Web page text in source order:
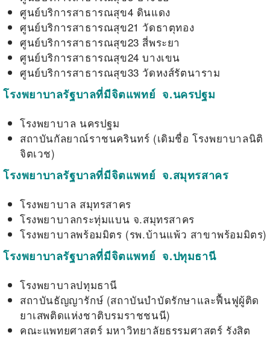
ศูนย์บริการสาธารณสุข4 ดินแดง
ศูนย์บริการสาธารณสุข21 วัดธาตุทอง
ศูนย์บริการสาธารณสุข23 สี่พระยา
ศูนย์บริการสาธารณสุข24 บางเขน
ศูนย์บริการสาธารณสุข33 วัดหงส์รัตนาราม
โรงพยาบาลรัฐบาลที่มีจิตแพทย์ จ.นครปฐม
โรงพยาบาล นครปฐม
สถาบันกัลยาณ์ราชนครินทร์ (เดิมชื่อ โรงพยาบาลนิติ
จิตเวช)
โรงพยาบาลรัฐบาลที่มีจิตแพทย์ จ.สมุทรสาคร
โรงพยาบาล สมุทรสาคร
โรงพยาบาลกระทุ่มแบน จ.สมุทรสาคร
โรงพยาบาลพร้อมมิตร (รพ.บ้านแพ้ว สาขาพร้อมมิตร)
โรงพยาบาลรัฐบาลที่มีจิตแพทย์ จ.ปทุมธานี
โรงพยาบาลปทุมธานี
สถาบันธัญญารักษ์ (สถาบันบำบัดรักษาและฟื้นฟูผู้ติด
ยาเสพติดแห่งชาติบรมราชชนนี)
คณะแพทยศาสตร์ มหาวิทยาลัยธรรมศาสตร์ รังสิต